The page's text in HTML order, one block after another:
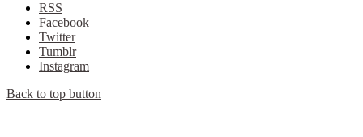
RSS
Facebook
Twitter
Tumblr
Instagram
Back to top button